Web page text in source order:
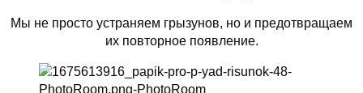
Мы не просто устраняем грызунов, но и предотвращаем
их повторное появление.